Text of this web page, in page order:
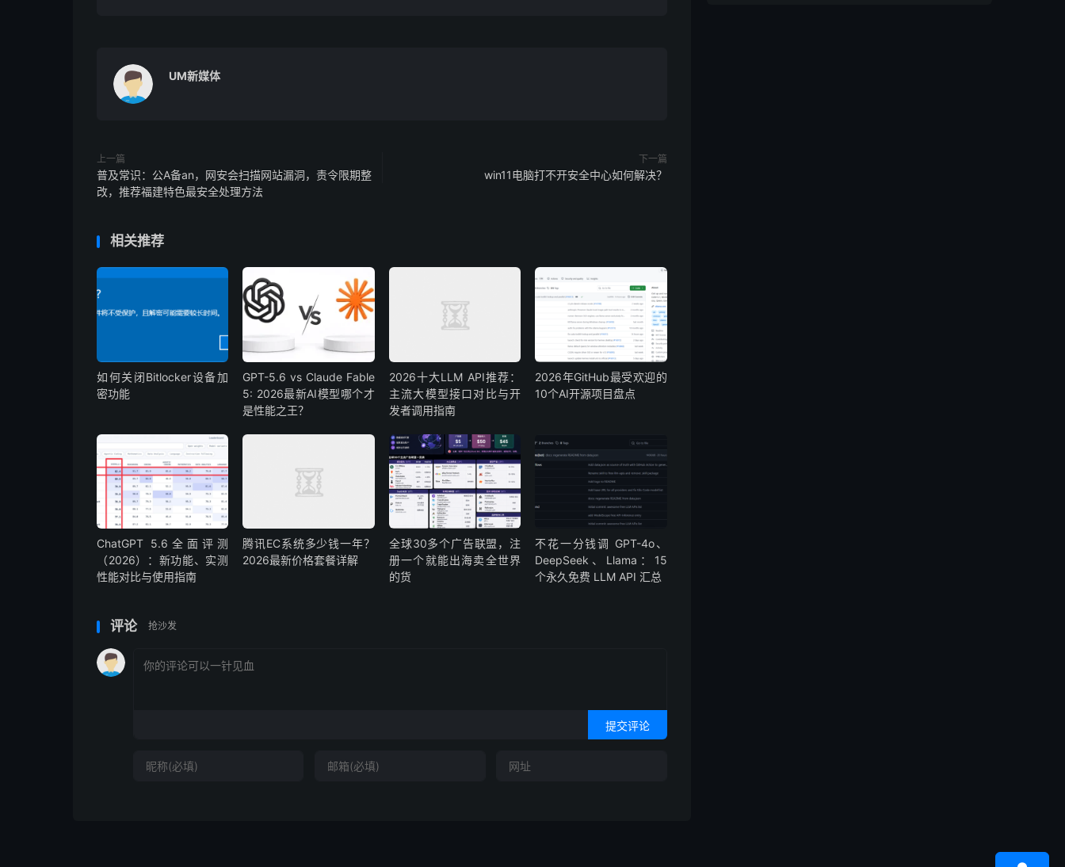
UM新媒体
上一篇
普及常识：公A备an，网安会扫描网站漏洞，责令限期整
改，推荐福建特色最安全处理方法
下一篇
win11电脑打不开安全中心如何解决？
相关推荐
如何关闭Bitlocker设备加
密功能
GPT-5.6 vs Claude Fable
5: 2026最新AI模型哪个才
是性能之王？
2026十大LLM API推荐：
主流大模型接口对比与开
发者调用指南
2026年GitHub最受欢迎的
10个AI开源项目盘点
ChatGPT 5.6全面评测
（2026）：新功能、实测
性能对比与使用指南
腾讯EC系统多少钱一年？
2026最新价格套餐详解
全球30多个广告联盟，注
册一个就能出海卖全世界
的货
不花一分钱调 GPT-4o、
DeepSeek、Llama：15
个永久免费 LLM API 汇总
评论 抢沙发
提交评论